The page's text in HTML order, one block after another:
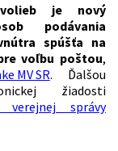
volieb je nový
podávania
spúšťa na
voľbu poštou,
MV SR. Ďalšou
žiadosti
verejnej správy